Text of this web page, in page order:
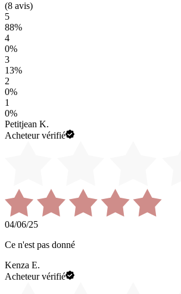
(8 avis)
5
88%
4
0%
3
13%
2
0%
1
0%
Petitjean K.
Acheteur vérifié
04/06/25
Ce n'est pas donné
Kenza E.
Acheteur vérifié